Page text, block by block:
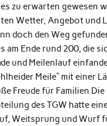
zu erwarten gewesen
Wetter, Angebot und
doch den Weg
am Ende rund 200, die
und Meilenlauf
Meile“ mit einer
Freude für Familien Die
des TGW hatte
Weitsprung und Wurf